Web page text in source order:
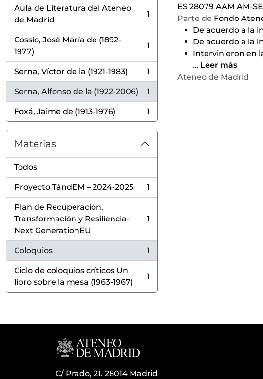
Aula de Literatura del Ateneo
de Madrid
, 1 resultados
1
Cossío, José María de (1892-
1977)
, 1 resultados
1
Serna, Víctor de la (1921-1983)
, 1 resultados
1
Serna, Alfonso de la (1922-2006)
, 1 resultados
1
Foxá, Jaime de (1913-1976)
, 1 resultados
1
Materias
Todos
Proyecto TándEM – 2024-2025
, 1 resultados
1
Plan de Recuperación,
Transformación y Resiliencia-
Next GenerationEU
, 1 resultados
1
Coloquios
, 1 resultados
1
Ciclo de coloquios críticos Un
libro sobre la mesa (1963-1967)
, 1 resultados
1
ES 28079 AAM AM-
Parte de Fondo
De acuerdo a la
De acuerdo a la
Intervinieron en
… Leer más
Ateneo de Madrid
C/ Prado, 21. 28014 Madrid